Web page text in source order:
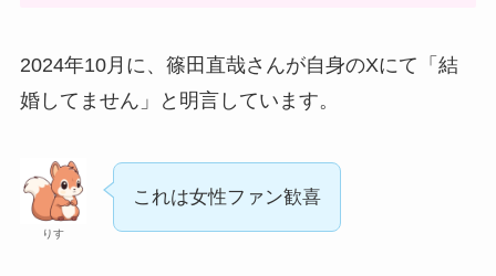
2024年10月に、篠田直哉さんが自身のXにて「結
婚してません」と明言しています。
りす
これは女性ファン歓喜